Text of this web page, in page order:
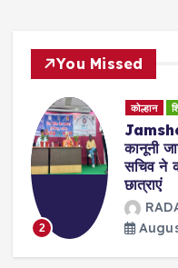
You Missed
3
कोल्हान
स्टील के
के संचालन